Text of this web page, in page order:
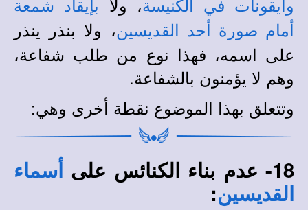
وأيقونات في الكنيسة
بإيقاد شمعة
أمام صورة أحد القديسين، ولا بنذر ينذر
على اسمه، فهذا نوع من طلب شفاعة،
وهم لا يؤمنون بالشفاعة.
وتتعلق بهذا الموضوع نقطة أخرى وهي:
18- عدم بناء الكنائس على
أسماء
القديسين: